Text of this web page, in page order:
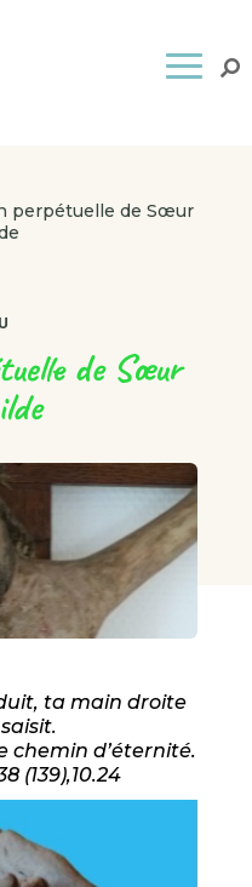
perpétuelle de Sœur
de Sœur
ta main droite
chemin d’éternité.
(139),10.24